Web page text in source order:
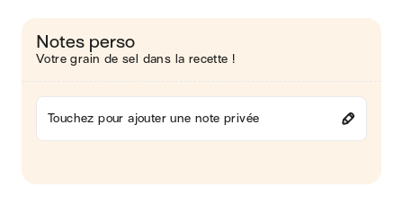
Notes perso
Votre grain de sel dans la recette !
Touchez pour ajouter une note privée